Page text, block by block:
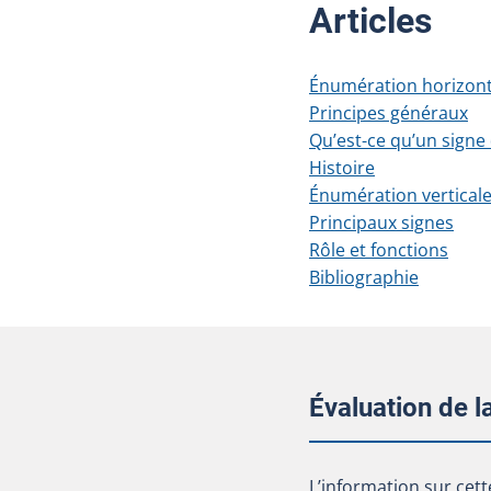
Articles
Énumération
Principes généraux
Qu’est-ce qu’un
Histoire
Énumération verticale
Principaux signes
Rôle et fonctions
Bibliographie
Évaluation de
L’information sur